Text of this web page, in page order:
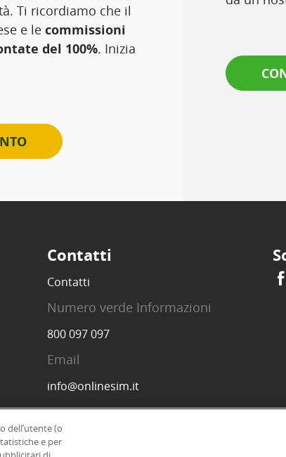
Ti ricordiamo che il
e le commissioni
del 100%. Inizia
Contatti
Contatti
Numero verde Informazioni
800 097 097
Email
info@onlinesim.it
dell’utente (o
e per